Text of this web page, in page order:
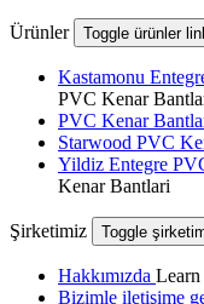
Ürünler Toggle ürünler
Kastamonu
PVC Kenar
PVC Kenar
Starwood PVC
Yildiz Entegre
Kenar Bantlari
Şirketimiz Toggle
Hakkımızda Learn
Bizimle iletişime